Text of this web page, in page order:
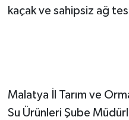
kaçak ve sahipsiz ağ
Malatya İl Tarım ve
Su Ürünleri Şube